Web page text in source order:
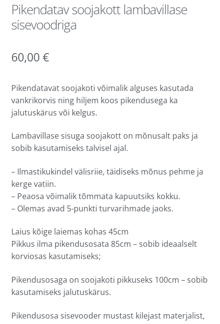
Pikendatav soojakott lambavillase
sisevoodriga
60,00 €
Pikendatavat soojakoti võimalik alguses kasutada
vankrikorvis ning hiljem koos pikendusega ka
jalutuskärus või kelgus.
Lambavillase sisuga soojakott on mõnusalt paks ja
sobib kasutamiseks talvisel ajal.
– Ilmastikukindel välisriie, täidiseks mõnus pehme ja
kerge vatiin.
– Peaosa võimalik tõmmata kapuutsiks kokku.
– Olemas avad 5-punkti turvarihmade jaoks.
Laius kõige laiemas kohas 45cm
Pikkus ilma pikendusosata 85cm – sobib ideaalselt
korviosas kasutamiseks;
Pikendusosaga on soojakoti pikkuseks 100cm – sobib
kasutamiseks jalutuskärus.
Pikendusosa sisevooder mustast kilejast materjalist,